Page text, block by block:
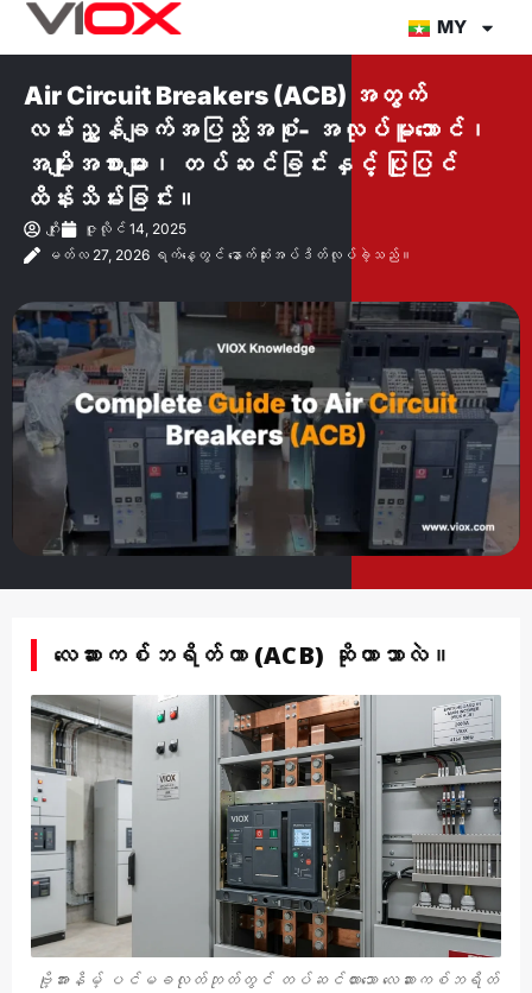
အကြောင်းအရာ
MY
Air Circuit Breakers (ACB) အတွက်
လမ်းညွှန်ချက်အပြည့်အစုံ- အလုပ်မူဘောင်၊
အမျိုးအစားများ၊ တပ်ဆင်ခြင်းနှင့် ပြုပြင်
ထိန်းသိမ်းခြင်း။
ဂျိုး
ဇူလိုင် 14, 2025
မတ်လ 27, 2026 ရက်နေ့တွင် နောက်ဆုံးအပ်ဒိတ်လုပ်ခဲ့သည်။
လေဆားကစ်ဘရိတ်ကာ (ACB) ဆိုတာဘာလဲ။
ဗို့အားနိမ့် ပင်မခလုတ်ဘုတ်တွင် တပ်ဆင်ထားသော လေဆားကစ်ဘရိတ်